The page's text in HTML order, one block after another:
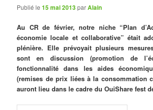
Publié le15 mai 2013parAlain
Au CR de février, notre niche “Plan
économie locale et collaborative” était
plénière. Elle prévoyait plusieurs
sont en discussion (promotion de
fonctionnalité dans les aides
(remises de prix liées à la consommation
auront lieu dans le cadre du OuiShare fest